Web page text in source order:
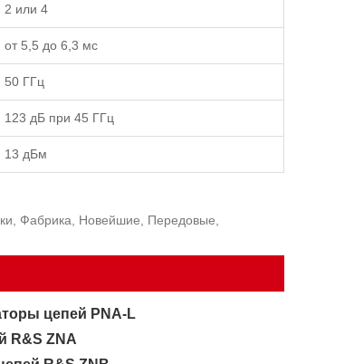
2 или 4
от 5,5 до 6,3 мс
50 ГГц
123 дБ при 45 ГГц
13 дБм
Фабрика, Новейшие, Передовые,
цепей PNA-L
R&S ZNA